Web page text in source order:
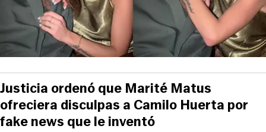
Justicia ordenó que Marité Matus
ofreciera disculpas a Camilo Huerta por
fake news que le inventó